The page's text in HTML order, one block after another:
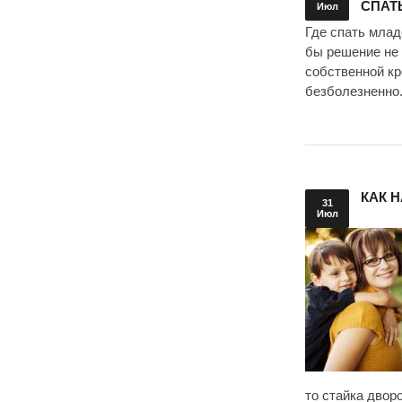
Июл
Где спать
бы решение не
собственной
31
Июл
КАК
то стайка